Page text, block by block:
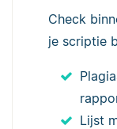
Check
je scriptie
Lijst